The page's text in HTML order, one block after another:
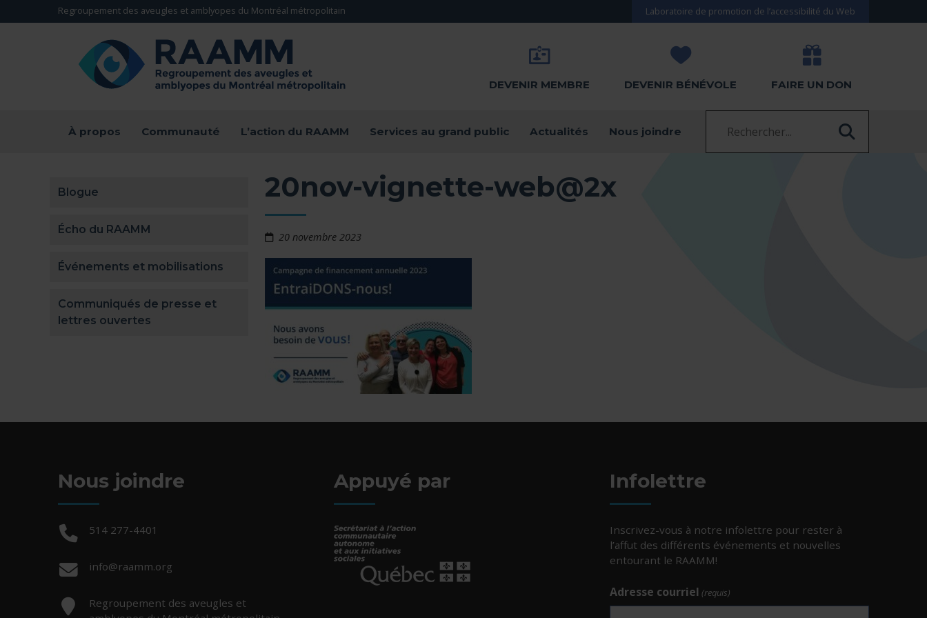
Aller directement au contenu
Regroupement des aveugles et amblyopes du Montréal métropolitain Laboratoire de promotion de l’accessibilité du Web
DEVENIR MEMBRE DEVENIR BÉNÉVOLE FAIRE UN DON
À propos Communauté L’action du RAAMM Services au grand public Actualités Nous joindre
Blogue
Écho du RAAMM
Événements et mobilisations
Communiqués de presse et
lettres ouvertes
20nov-vignette-web@2x
20 novembre 2023
Nous joindre
Téléphone :
514 277-4401
Courriel :
info@raamm.org
Adresse :
Regroupement des aveugles et
Appuyé par
- Cet hyperlien s'ouvrira dans une nouvelle fenêtre.
Infolettre
Inscrivez-vous à notre infolettre pour rester à
l’affut des différents événements et nouvelles
entourant le RAAMM!
Adresse courriel (requis)